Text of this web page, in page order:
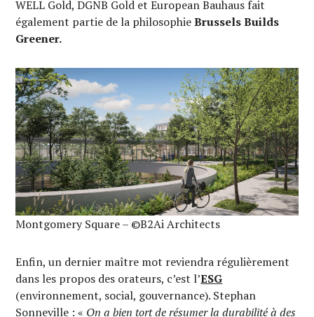
WELL Gold, DGNB Gold et European Bauhaus fait
également partie de la philosophieBrussels Builds
Greener.
Montgomery Square – ©B2Ai Architects
Enfin, un dernier maître mot reviendra régulièrement
dans les propos des orateurs, c’est l’ESG
(environnement, social, gouvernance). Stephan
Sonneville : « On a bien tort de résumer la durabilité à des